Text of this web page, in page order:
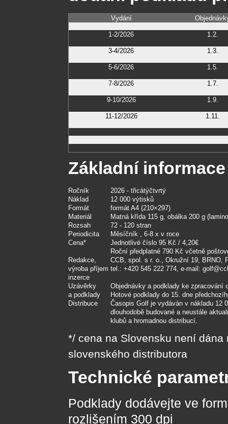
Vydání
1-2/2026 1.2.
3-4/2026 1.3.
5-6/2026 1.5.
7-8/2026 1.7.
9-10/2026 1.9.
11-12/2026 1.11.
Základní
Ročník
2026 - třicátýčtvrtý
Náklad
12 000 výtisků
Formát
formát A4 (210×297)
Materiál
Matná křída 115 g, obálka 200 g
Rozsah
72 - 120 stran
Periodicita
Měsíčník , 6-8 x v roce
Cena*
Jednotlivé číslo 95 Kč / 4,20€
Roční předplatné 790 Kč včetně
Redakce,
výroba příjem
inzerce
CCB, spol. s r. o., Okružní 19, BRNO,
tel.: +420 545 222 774, e-mail:
Uzávěrky
a podklady
Objednávky a podklady ke zpracování
Hotové podklady do 15. dne
Distribuce
Časopis Golf je vydáván v nákladu 12
dlouhodobě budované a neustále
klubů a hromadnou distribucí.
*/ cena na Slovensku není
slovenského distributora
Technické
Podklady dodávejte ve
rozlišením 300 dpi